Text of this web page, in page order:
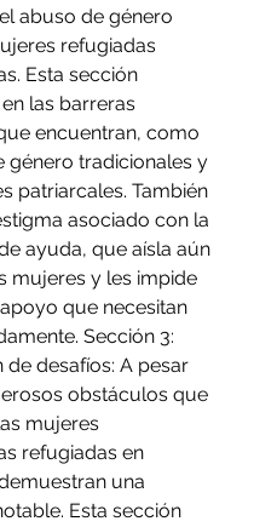
abuso de género
refugiadas
Esta sección
las barreras
encuentran, como
género tradicionales y
patriarcales. También
asociado con la
ayuda, que aísla aún
mujeres y les impide
que necesitan
Sección 3:
de desafíos: A pesar
obstáculos que
mujeres
refugiadas en
una
Esta sección